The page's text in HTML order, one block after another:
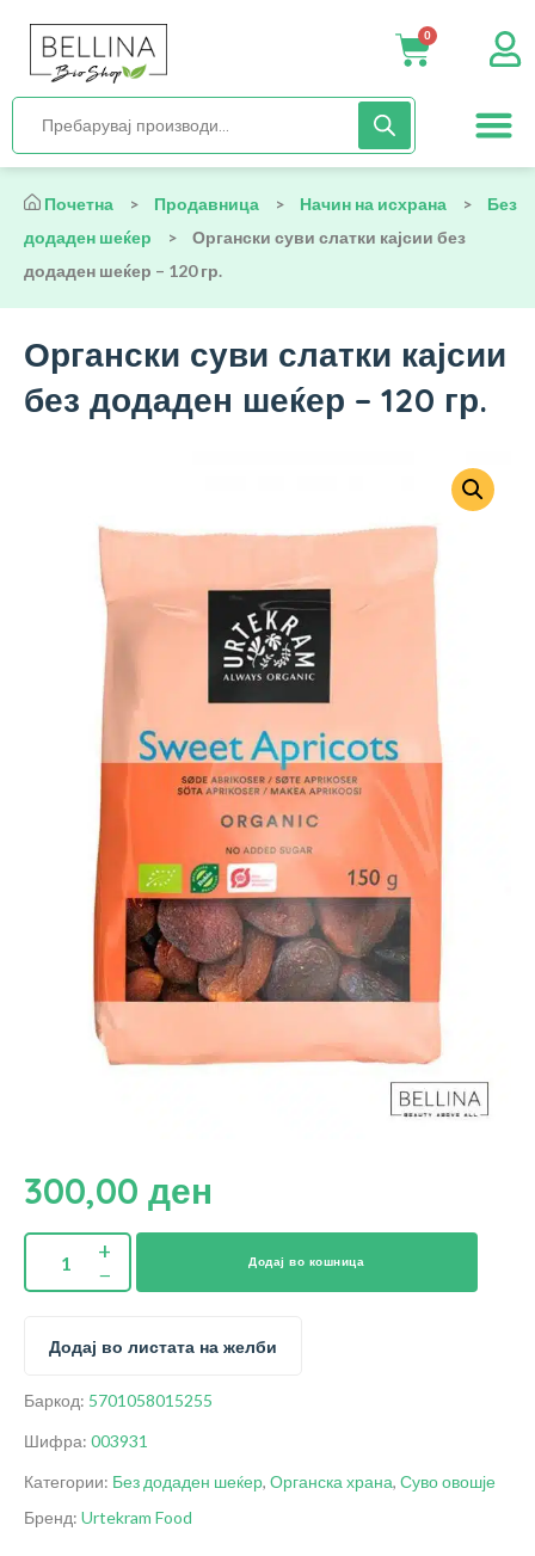
0
Почетна > Продавница > Начин на исхрана >
Без
додаден шеќер
>
Органски суви слатки кајсии без
додаден шеќер – 120 гр.
Органски суви слатки кајсии
без додаден шеќер – 120 гр.
300,00 ден
Додај во кошница
Додај во листата на желби
Баркод: 5701058015255
Шифра: 003931
Категории: Без додаден шеќер, Органска храна, Суво овошје
Бренд: Urtekram Food